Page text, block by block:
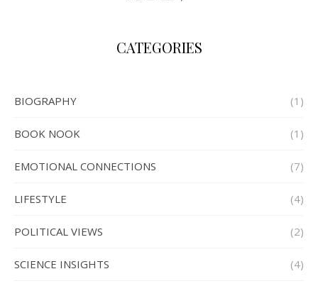
CATEGORIES
BIOGRAPHY (1)
BOOK NOOK (1)
EMOTIONAL CONNECTIONS (7)
LIFESTYLE (4)
POLITICAL VIEWS (2)
SCIENCE INSIGHTS (4)